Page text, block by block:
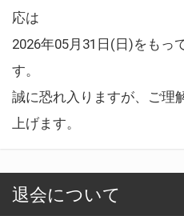
応は
2026年05月31日(日)をもっ
す。
誠に恐れ入りますが、ご理
上げます。
退会について